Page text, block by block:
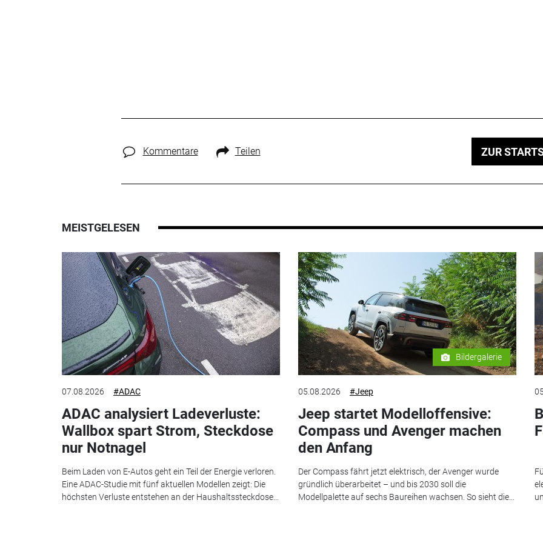
Kommentare Teilen ZUR
MEISTGELESEN
07.08.2026 #ADAC
ADAC analysiert Ladeverluste:
Wallbox spart Strom, Steckdose
nur Notnagel
Beim Laden von E-Autos geht ein Teil der Energie verloren.
Eine ADAC-Studie mit fünf aktuellen Modellen zeigt: Die
höchsten Verluste entstehen an der Haushaltssteckdose...
Bildergalerie
05.08.2026 #Jeep
Jeep startet Modelloffensive:
Compass und Avenger machen
den Anfang
Der Compass fährt jetzt elektrisch, der Avenger wurde
gründlich überarbeitet – und bis 2030 soll die
Modellpalette auf sechs Baureihen wachsen. So sieht die...